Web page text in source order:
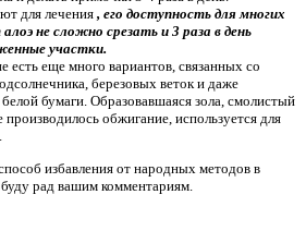
для лечения , его доступность для многих
не сложно срезать и 3 раза в день
участки.
есть еще много вариантов, связанных со
березовых веток и даже
бумаги. Образовавшаяся зола, смолистый
производилось обжигание, используется для
избавления от народных методов в
рад вашим комментариям.